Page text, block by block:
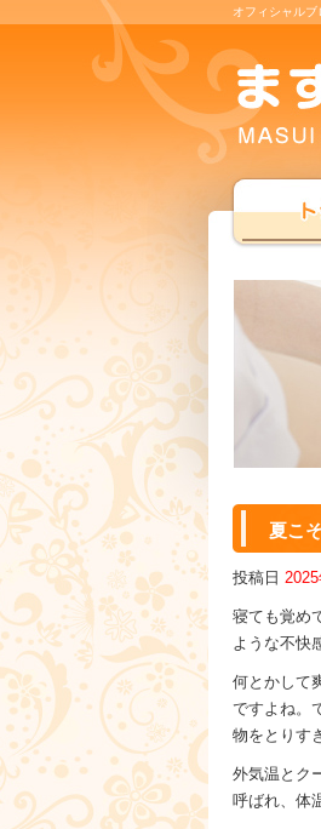
オフィシャル
夏こ
投稿日
寝ても覚め
ような不快
何とかして
ですよね。
物をとりす
外気温とク
呼ばれ、体